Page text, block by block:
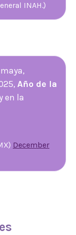
INAH.)
Año de la
en la
December